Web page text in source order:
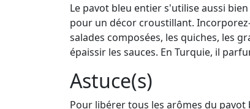
Le pavot bleu entier s'utilise aussi
pour un décor croustillant.
salades composées, les quiches, les
épaissir les sauces. En Turquie, il
Astuce(s)
Pour libérer tous les arômes du